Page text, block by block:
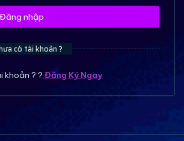
Đăng nhập
có tài khoản ?
khoản ? ? Đăng Ký Ngay